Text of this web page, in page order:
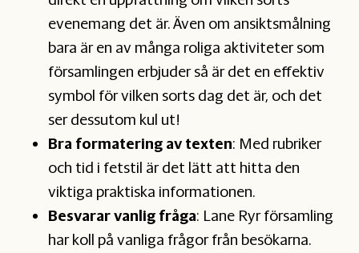
evenemang det är. Även om ansiktsmålning
bara är en av många roliga aktiviteter som
församlingen erbjuder så är det en effektiv
symbol för vilken sorts dag det är, och det
ser dessutom kul ut!
Bra formatering av texten: Med rubriker
och tid i fetstil är det lätt att hitta den
viktiga praktiska informationen.
Besvarar vanlig fråga: Lane Ryr församling
har koll på vanliga frågor från besökarna.